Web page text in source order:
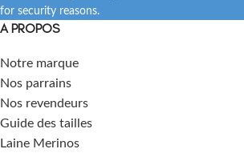
for security reasons.
A PROPOS
Notre marque
Nos parrains
Nos revendeurs
Guide des tailles
Laine Merinos